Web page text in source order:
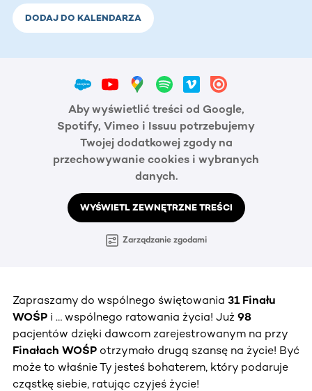
DODAJ DO KALENDARZA
Aby wyświetlić treści od Google,
Spotify, Vimeo i Issuu potrzebujemy
Twojej dodatkowej zgody na
przechowywanie cookies i wybranych
danych.
WYŚWIETL ZEWNĘTRZNE TREŚCI
Zarządzanie zgodami
Zapraszamy do wspólnego świętowania 31 Finału
WOŚP i … wspólnego ratowania życia! Już 98
pacjentów dzięki dawcom zarejestrowanym na przy
Finałach WOŚP otrzymało drugą szansę na życie! Być
może to właśnie Ty jesteś bohaterem, który podaruje
cząstkę siebie, ratując czyjeś życie!